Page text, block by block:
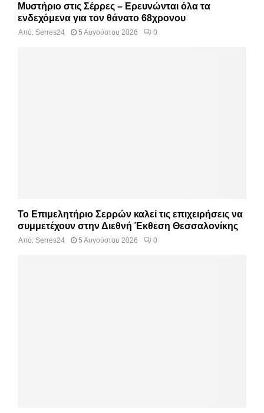
Μυστήριο στις Σέρρες – Ερευνώνται όλα τα
ενδεχόμενα για τον θάνατο 68χρονου
Από: Serres24 5 Αυγούστου 2026 0
Το Επιμελητήριο Σερρών καλεί τις επιχειρήσεις να
συμμετέχουν στην Διεθνή Έκθεση Θεσσαλονίκης
Από: Serres24 5 Αυγούστου 2026 0